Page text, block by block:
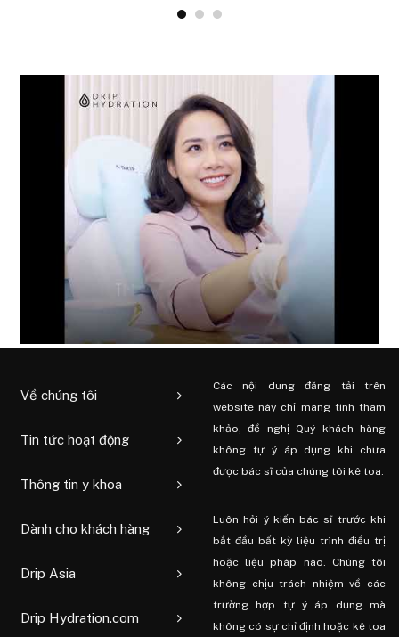
Về chúng tôi
Tin tức hoạt động
Thông tin y khoa
Dành cho khách hàng
Drip Asia
Drip Hydration.com
Các nội dung đăng tải trên
website này chỉ mang tính tham
khảo, đề nghị Quý khách hàng
không tự ý áp dụng khi chưa
được bác sĩ của chúng tôi kê toa.
Luôn hỏi ý kiến ​​bác sĩ trước khi
bắt đầu bất kỳ liệu trình điều trị
hoặc liệu pháp nào. Chúng tôi
không chịu trách nhiệm về các
trường hợp tự ý áp dụng mà
không có sự chỉ định hoặc kê toa